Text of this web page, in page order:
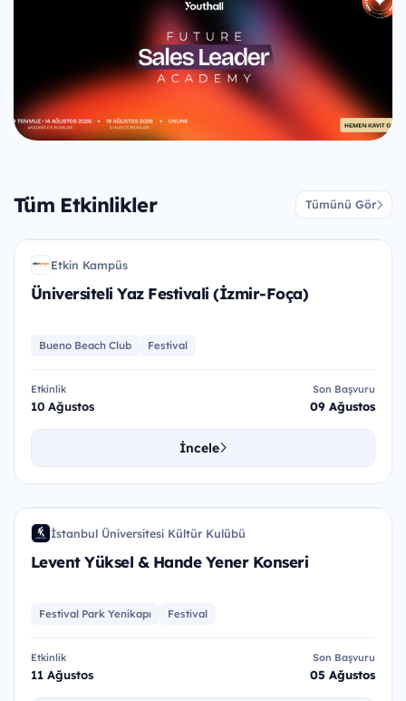
Tüm Etkinlikler Tümünü Gör
ÜYF
EK Etkin Kampüs
Üniversiteli Yaz Festivali (İzmir-Foça)
Bueno Beach Club Festival
Etkinlik
10 Ağustos
Son Başvuru
09 Ağustos
İncele
LY&
İÜ İstanbul Üniversitesi Kültür Kulübü
Levent Yüksel & Hande Yener Konseri
Festival Park Yenikapı Festival
Etkinlik
11 Ağustos
Son Başvuru
05 Ağustos